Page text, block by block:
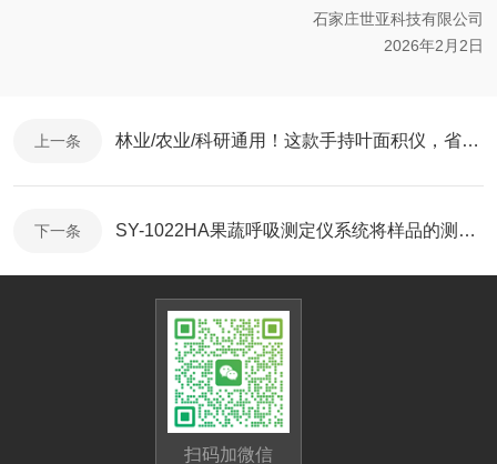
石家庄世亚科技有限公司
2026年2月2日
上一条 林业/农业/科研通用！这款手持叶面积仪，省时间、省人力
下一条 SY-1022HA果蔬呼吸测定仪系统将样品的测试变的精细化、可视化
扫码加微信